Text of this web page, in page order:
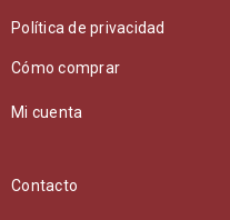
Política de privacidad
Cómo comprar
Mi cuenta
Contacto